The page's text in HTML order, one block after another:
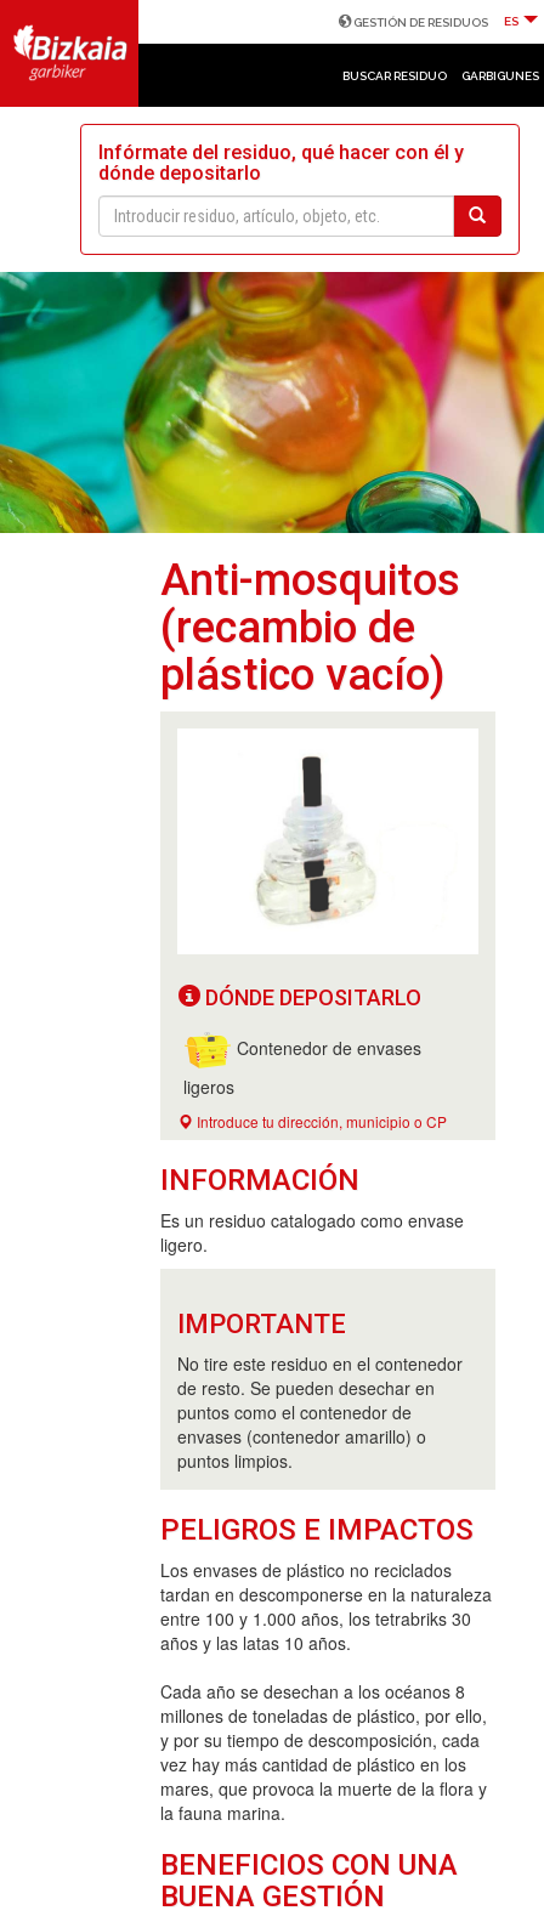
GESTIÓN DE RESIDUOS ES
BUSCAR RESIDUO GARBIGUNES
Infórmate del residuo, qué hacer con él y
dónde depositarlo
Anti-mosquitos
(recambio de
plástico vacío)
DÓNDE DEPOSITARLO
Contenedor de envases
ligeros
Introduce tu dirección, municipio o CP
INFORMACIÓN
Es un residuo catalogado como envase
ligero.
IMPORTANTE
No tire este residuo en el contenedor
de resto. Se pueden desechar en
puntos como el contenedor de
envases (contenedor amarillo) o
puntos limpios.
PELIGROS E IMPACTOS
Los envases de plástico no reciclados
tardan en descomponerse en la naturaleza
entre 100 y 1.000 años, los tetrabriks 30
años y las latas 10 años.
Cada año se desechan a los océanos 8
millones de toneladas de plástico, por ello,
y por su tiempo de descomposición, cada
vez hay más cantidad de plástico en los
mares, que provoca la muerte de la flora y
la fauna marina.
BENEFICIOS CON UNA
BUENA GESTIÓN